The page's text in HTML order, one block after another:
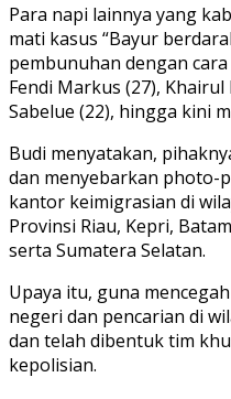
Para napi lainnya yang
mati kasus “Bayur
pembunuhan dengan
Fendi Markus (27),
Sabelue (22), hingga kini
Budi menyatakan,
dan menyebarkan photo-
kantor keimigrasian di
Provinsi Riau, Kepri,
serta Sumatera Selatan.
Upaya itu, guna
negeri dan pencarian di
dan telah dibentuk tim
kepolisian.